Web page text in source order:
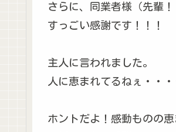
さらに、同業者様（先輩
すっごい感謝です！！！
主人に言われました。
人に恵まれてるねぇ・・・
ホントだよ！感動ものの恵